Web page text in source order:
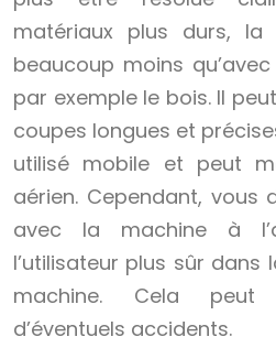
matériaux plus durs,
beaucoup moins
par exemple le bois. Il
coupes longues et
utilisé mobile et peut
aérien. Cependant, vous
avec la machine à
l’utilisateur plus sûr
machine. Cela peut
d’éventuels accidents.